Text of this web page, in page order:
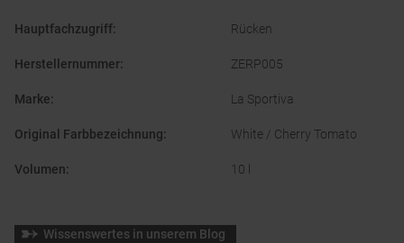
Hauptfachzugriff: Rücken
Herstellernummer: ZERP005
Marke: La Sportiva
Original Farbbezeichnung: White / Cherry Tomato
Volumen: 10 l
Wissenswertes in unserem Blog